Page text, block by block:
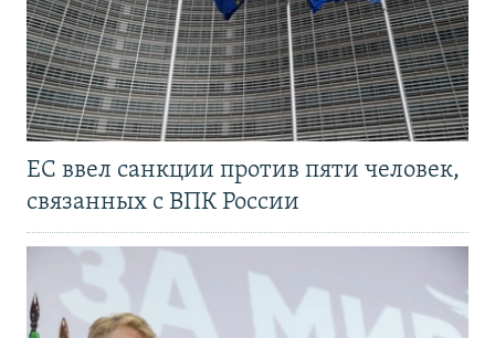
ЕС ввел санкции против пяти человек,
связанных с ВПК России